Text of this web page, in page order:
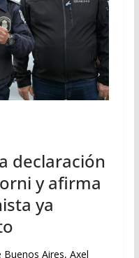
declaración
y afirma
ya
Aires, Axel